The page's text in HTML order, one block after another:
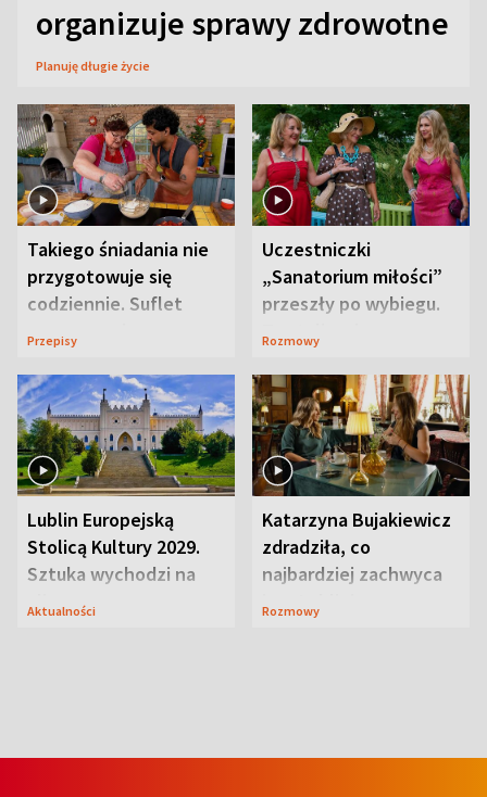
organizuje sprawy zdrowotne
Planuję długie życie
Takiego śniadania nie
przygotowuje się
codziennie. Suflet
serowy zachwyca
Przepisy
Uczestniczki
„Sanatorium miłości”
przeszły po wybiegu.
Te stylizacje
Rozmowy
Lublin Europejską
Stolicą Kultury 2029.
Sztuka wychodzi na
ulice
Aktualności
Katarzyna Bujakiewicz
zdradziła, co
najbardziej zachwyca
ją w Lublinie
Rozmowy